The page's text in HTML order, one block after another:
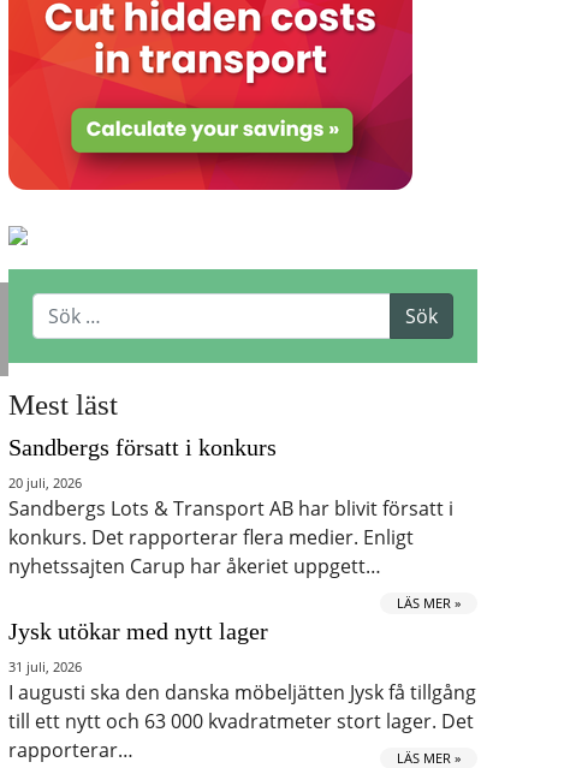
Mest läst
Sandbergs försatt i konkurs
20 juli, 2026
Sandbergs Lots & Transport AB har blivit försatt i
konkurs. Det rapporterar flera medier. Enligt
nyhetssajten Carup har åkeriet uppgett…
LÄS MER »
Jysk utökar med nytt lager
31 juli, 2026
I augusti ska den danska möbeljätten Jysk få tillgång
till ett nytt och 63 000 kvadratmeter stort lager. Det
rapporterar…
LÄS MER »